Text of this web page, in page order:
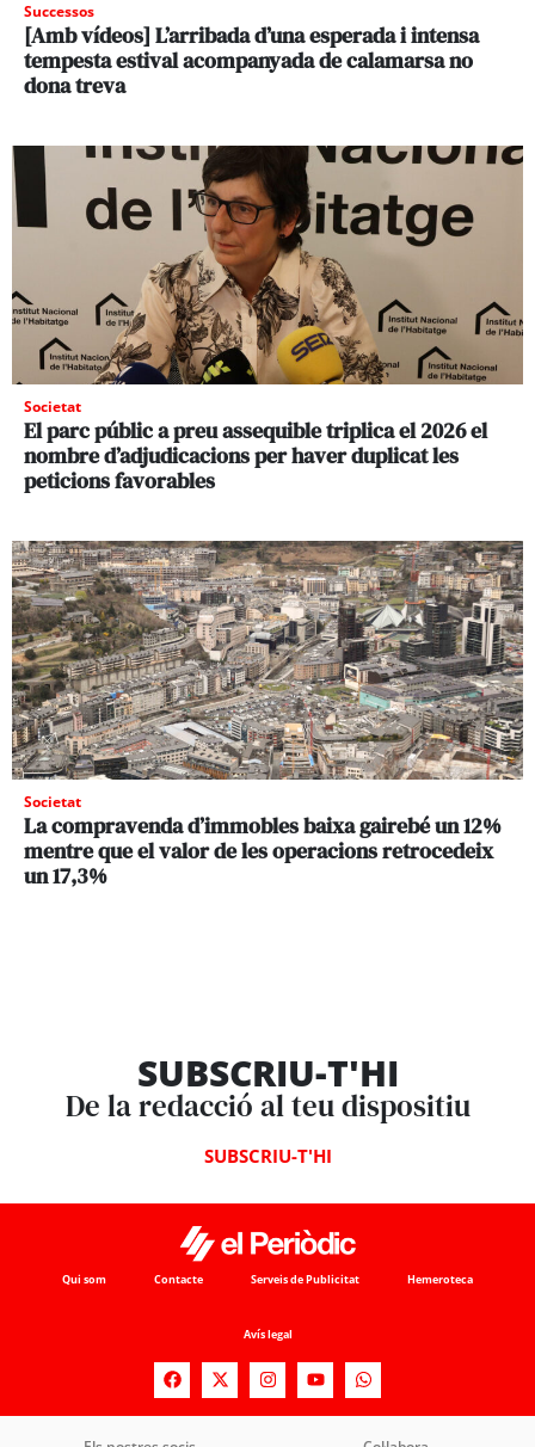
Successos
[Amb vídeos] L’arribada d’una esperada i intensa
tempesta estival acompanyada de calamarsa no
dona treva
Societat
El parc públic a preu assequible triplica el 2026 el
nombre d’adjudicacions per haver duplicat les
peticions favorables
Societat
La compravenda d’immobles baixa gairebé un 12%
mentre que el valor de les operacions retrocedeix
un 17,3%
SUBSCRIU-T'HI
De la redacció al teu dispositiu
SUBSCRIU-T'HI
Qui som Contacte Serveis de Publicitat Hemeroteca
Avís legal